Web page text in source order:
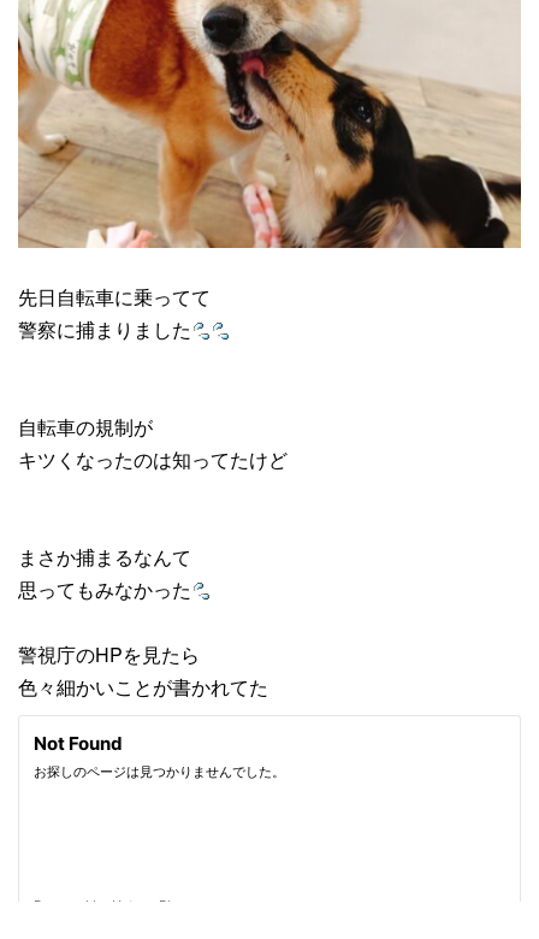
先日自転車に乗ってて
警察に捕まりました
自転車の規制が
キツくなったのは知ってたけど
まさか捕まるなんて
思ってもみなかった
警視庁のHPを見たら
色々細かいことが書かれてた